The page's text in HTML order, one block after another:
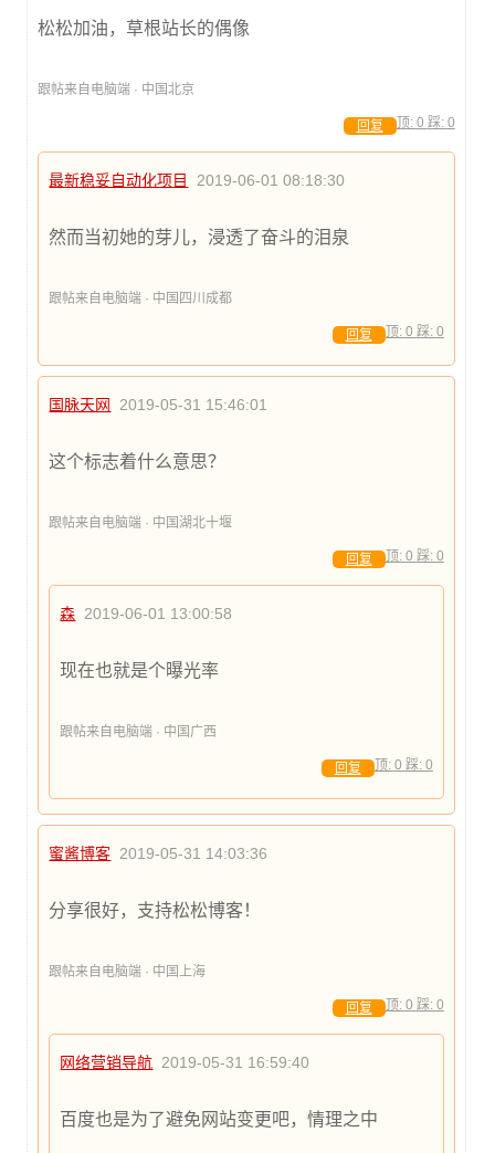
松松加油，草根站长的偶像
跟帖来自电脑端 · 中国北京
顶: 0 踩: 0
回复
最新稳妥自动化项目 2019-06-01 08:18:30
然而当初她的芽儿，浸透了奋斗的泪泉
跟帖来自电脑端 · 中国四川成都
顶: 0 踩: 0
回复
国脉天网 2019-05-31 15:46:01
这个标志着什么意思？
跟帖来自电脑端 · 中国湖北十堰
顶: 0 踩: 0
回复
森 2019-06-01 13:00:58
现在也就是个曝光率
跟帖来自电脑端 · 中国广西
顶: 0 踩: 0
回复
蜜酱博客 2019-05-31 14:03:36
分享很好，支持松松博客！
跟帖来自电脑端 · 中国上海
顶: 0 踩: 0
回复
网络营销导航 2019-05-31 16:59:40
百度也是为了避免网站变更吧，情理之中